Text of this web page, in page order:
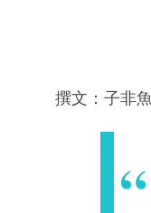
撰文：子非